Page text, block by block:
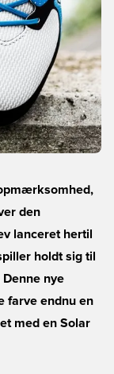
den
lanceret hertil
holdt sig til
nye
farve endnu en
med en Solar